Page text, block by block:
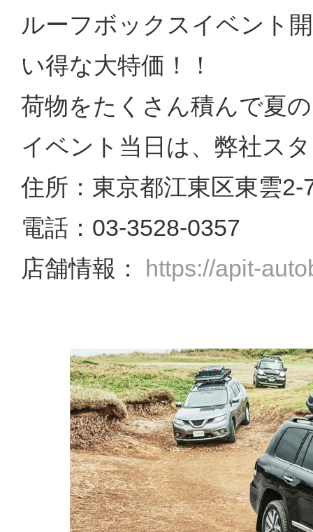
ルーフボックスイベント
い得な大特価！！
荷物をたくさん積んで夏
イベント当日は、弊社ス
住所：東京都江東区東雲2-
電話：03-3528-0357
店舗情報：
https://apit-